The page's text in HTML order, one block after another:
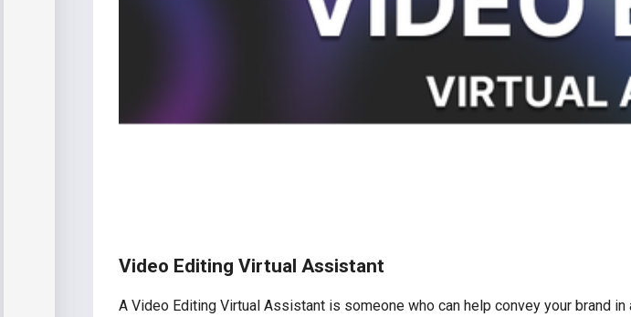
Video Editing Virtual Assistant
A Video Editing Virtual Assistant is someone who can help convey your brand